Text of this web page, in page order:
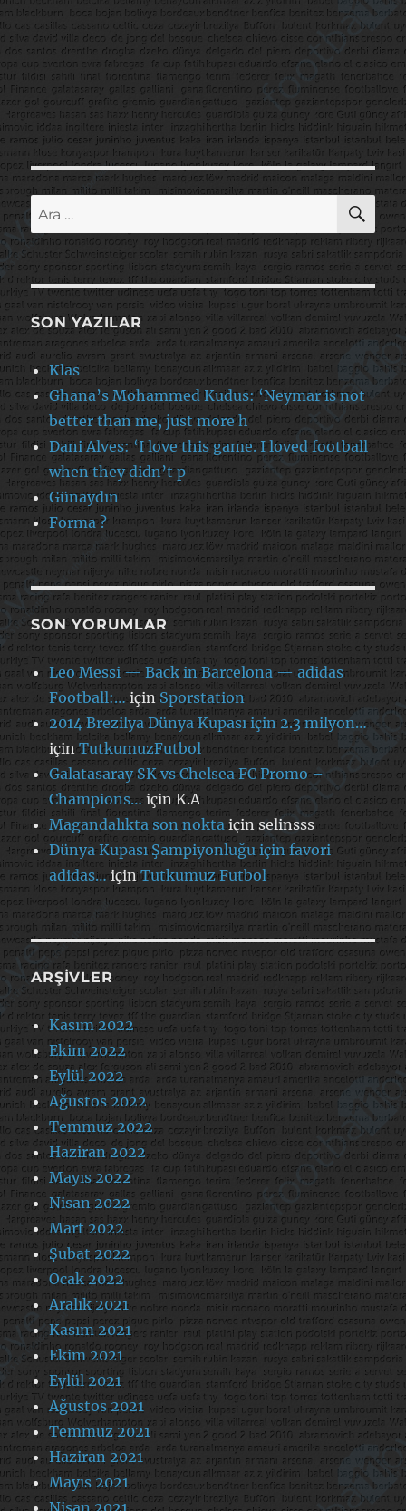
Ara:
SON YAZILAR
Klas
Ghana’s Mohammed Kudus: ‘Neymar is not
better than me, just more h
Dani Alves: ‘I love this game. I loved football
when they didn’t p
Günaydın
Forma ?
SON YORUMLAR
Leo Messi — Back in Barcelona — adidas
Football:…için Sporstation
2014 Brezilya Dünya Kupası için 2.3 milyon…
içinTutkumuzFutbol
Galatasaray SK vs Chelsea FC Promo –
Champions…içinK.A
Magandalıkta son noktaiçinselinsss
Dünya Kupası Şampiyonluğu için favori
adidas…içinTutkumuz Futbol
ARŞIVLER
Kasım 2022
Ekim 2022
Eylül 2022
Ağustos 2022
Temmuz 2022
Haziran 2022
Mayıs 2022
Nisan 2022
Mart 2022
Şubat 2022
Ocak 2022
Aralık 2021
Kasım 2021
Ekim 2021
Eylül 2021
Ağustos 2021
Temmuz 2021
Haziran 2021
Mayıs 2021
Nisan 2021